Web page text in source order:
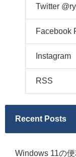
Twitter
Facebook
Instagram
RSS
Recent Posts
Windows 11の